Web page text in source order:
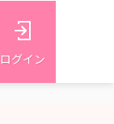
ログイン